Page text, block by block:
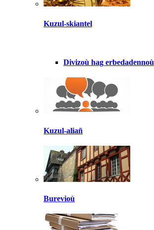
Kuzul-skiantel
Divizoù hag erbedadennoù
Kuzul-aliañ
Burevioù